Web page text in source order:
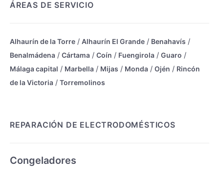
ÁREAS DE SERVICIO
Alhaurín de la Torre / Alhaurín El Grande / Benahavís /
Benalmádena / Cártama / Coín / Fuengirola / Guaro /
Málaga capital / Marbella / Mijas / Monda / Ojén / Rincón
de la Victoria / Torremolinos
REPARACIÓN DE ELECTRODOMÉSTICOS
Congeladores